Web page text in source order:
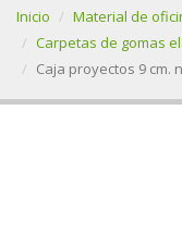
Inicio
Material de
Carpetas de gomas
Caja proyectos 9 cm.